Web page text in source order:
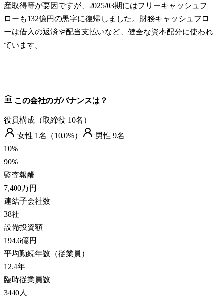
産取得等が要因ですが、2025/03期にはフリーキャッシュフ
ローも132億円の黒字に復帰しました。財務キャッシュフロ
ーは借入の返済や配当支払いなど、健全な資本配分に使われ
ています。
この会社のガバナンスは？
役員構成（取締役 10名）
女性 1名（10.0%） 男性 9名
10%
90%
監査報酬
7,400万円
連結子会社数
38社
設備投資額
194.6億円
平均勤続年数（従業員）
12.4年
臨時従業員数
3440人